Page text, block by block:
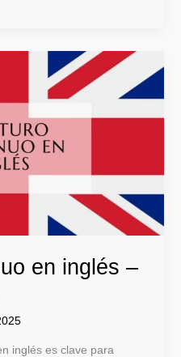
en inglés –
inglés es clave para